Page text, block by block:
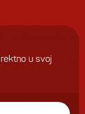
u svoj